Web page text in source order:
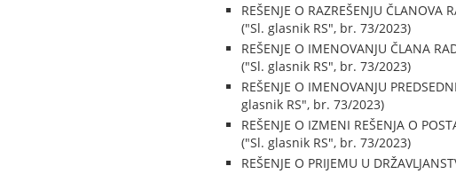
REŠENJE O RAZREŠENJU ČLANOVA
("Sl. glasnik RS", br. 73/2023)
REŠENJE O IMENOVANJU ČLANA
("Sl. glasnik RS", br. 73/2023)
REŠENJE O IMENOVANJU
glasnik RS", br. 73/2023)
REŠENJE O IZMENI REŠENJA O
("Sl. glasnik RS", br. 73/2023)
REŠENJE O PRIJEMU U